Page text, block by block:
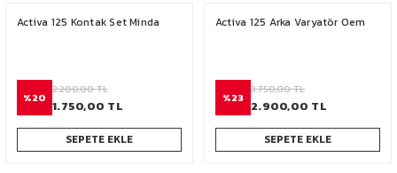
Activa 125 Kontak Set Minda
%20
2.200,00 TL
1.750,00 TL
SEPETE EKLE
Activa 125 Arka Varyatör Oem
%23
3.750,00 TL
2.900,00 TL
SEPETE EKLE